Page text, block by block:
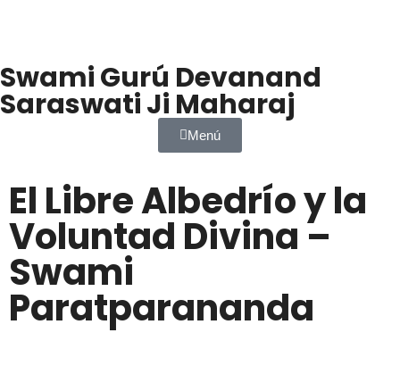
Swami Gurú Devanand
Saraswati Ji Maharaj
Menú
El Libre Albedrío y la
Voluntad Divina –
Swami
Paratparananda